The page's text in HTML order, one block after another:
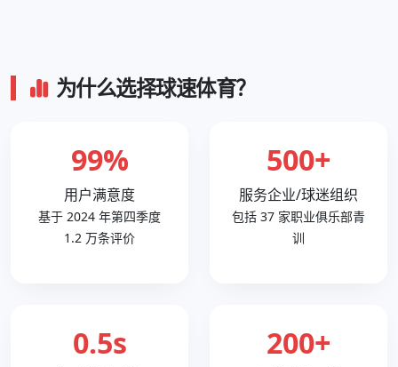
为什么选择球速体育？
99%
用户满意度
基于 2024 年第四季度
1.2 万条评价
500+
服务企业/球迷组织
包括 37 家职业俱乐部青
训
0.5s 200+